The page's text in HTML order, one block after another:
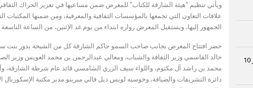
ويأتي تنظيم “هيئة الشارقة للكتاب” للمعرض ضمن مساعيها في تعزيز الحراك
علاقات التعاون التي تجمعها بالمؤسسات الثقافية والمعرفية، ومن ضمنها
الجمهور إليها، ويستقبل المعرض زواره ابتداء من يوم غد الإثنين، من الساعة
حضر افتتاح المعرض بجانب صاحب السمو حاكم الشارقة كل من الشيخة بدور بنت
خالد القاسمي وزير الثقافة والشباب، ومعالي عبدالرحمن بن محمد العويس وزير
محمد بن راشد آل مكتوم، واللواء سيف الزري الشامسي قائد عام شرطة الشارقة،
دائرة التشريفات والضيافة، وخوسيه لويس ديل فالي ميرينو مدير مكتبة الإسكوريال
إنتاج القمح في مصر خلال موسم 2026، يتجاوز 10